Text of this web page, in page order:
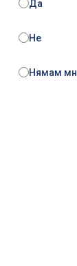
Да
Не
Нямам